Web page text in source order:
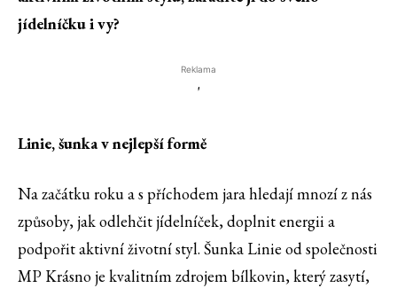
jídelníčku i vy?
Reklama
'
Linie, šunka v nejlepší formě
Na začátku roku a s příchodem jara hledají mnozí z nás
způsoby, jak odlehčit jídelníček, doplnit energii a
podpořit aktivní životní styl. Šunka Linie od společnosti
MP Krásno je kvalitním zdrojem bílkovin, který zasytí,